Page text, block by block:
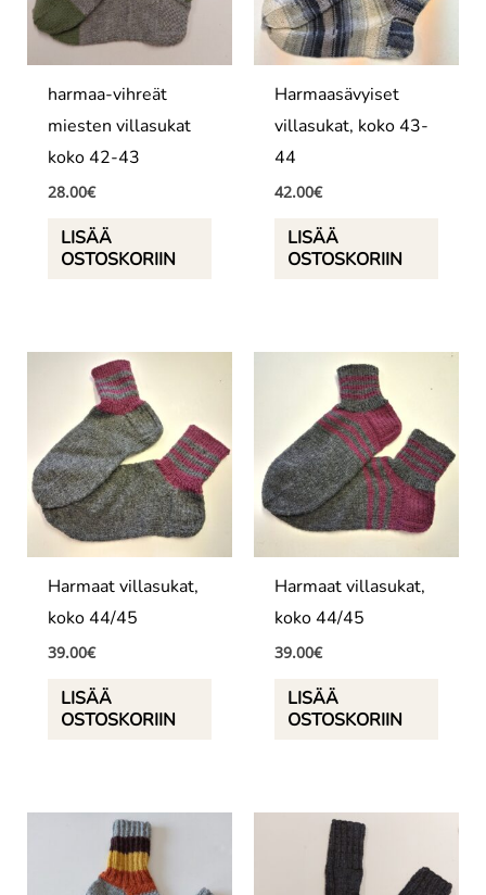
harmaa-vihreät
miesten villasukat
koko 42-43
28.00€
LISÄÄ
OSTOSKORIIN
Harmaasävyiset
villasukat, koko 43-
44
42.00€
LISÄÄ
OSTOSKORIIN
Harmaat villasukat,
koko 44/45
39.00€
LISÄÄ
OSTOSKORIIN
Harmaat villasukat,
koko 44/45
39.00€
LISÄÄ
OSTOSKORIIN